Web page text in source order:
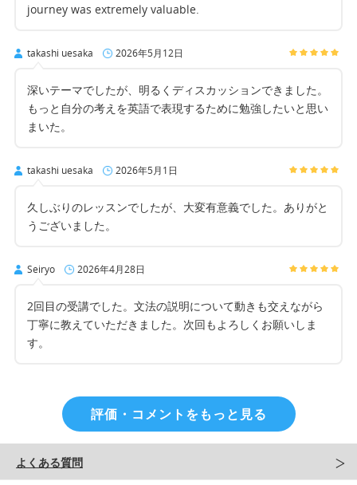
journey was extremely valuable.
takashi uesaka 2026年5月12日
深いテーマでしたが、明るくディスカッションできました。
もっと自分の考えを英語で表現するために勉強したいと思い
まいた。
takashi uesaka 2026年5月1日
久しぶりのレッスンでしたが、大変有意義でした。ありがと
うございました。
Seiryo 2026年4月28日
2回目の受講でした。文法の説明について動きも交えながら
丁寧に教えていただきました。次回もよろしくお願いしま
す。
評価・コメントをもっと見る
よくある質問